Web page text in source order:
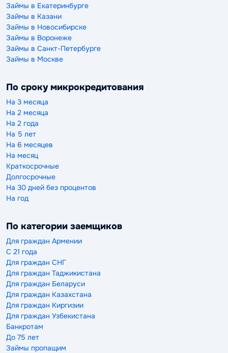
Займы в Екатеринбурге
Займы в Казани
Займы в Новосибирске
Займы в Воронеже
Займы в Санкт-Петербурге
Займы в Москве
По сроку микрокредитования
На 3 месяца
На 2 месяца
На 2 года
На 5 лет
На 6 месяцев
На месяц
Краткосрочные
Долгосрочные
На 30 дней без процентов
На год
По категории заемщиков
Для граждан Армении
С 21 года
Для граждан СНГ
Для граждан Таджикистана
Для граждан Беларуси
Для граждан Казахстана
Для граждан Киргизии
Для граждан Узбекистана
Банкротам
До 75 лет
Займы пропащим